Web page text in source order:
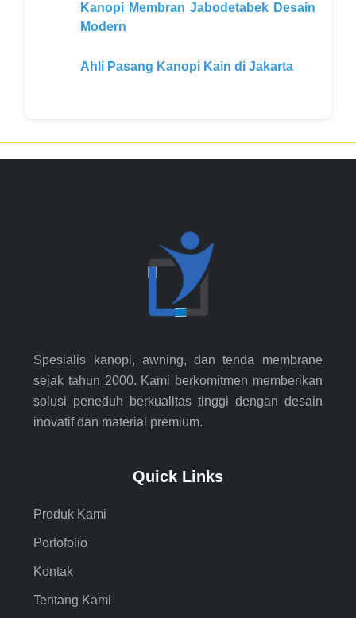
Kanopi Membran Jabodetabek Desain
Modern
Ahli Pasang Kanopi Kain di Jakarta
Spesialis kanopi, awning, dan tenda membrane
sejak tahun 2000. Kami berkomitmen memberikan
solusi peneduh berkualitas tinggi dengan desain
inovatif dan material premium.
Quick Links
Produk Kami
Portofolio
Kontak
Tentang Kami